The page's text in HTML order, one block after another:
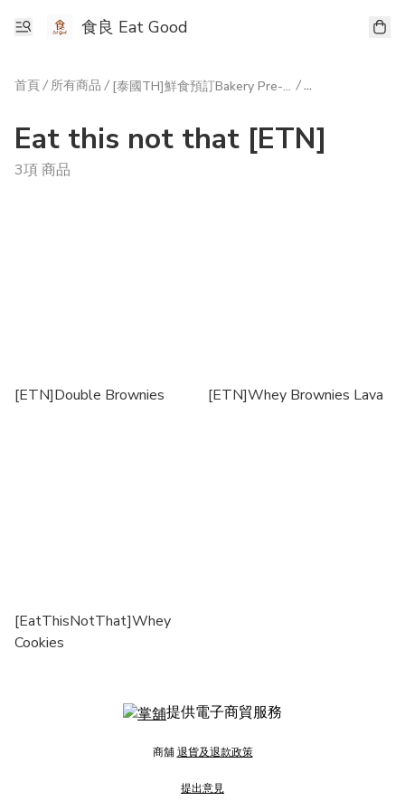
食良 Eat Good
首頁 / 所有商品 / [泰國TH]鮮食預訂Bakery Pre-order / Eat this not
Eat this not that [ETN]
3項 商品
[ETN]Double Brownies [ETN]Whey Brownies Lava
[EatThisNotThat]Whey
Cookies
提供電子商貿服務
商舖退貨及退款政策
提出意見